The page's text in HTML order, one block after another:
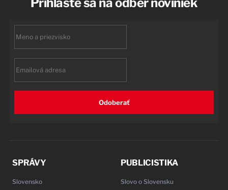
Odoberať
SPRÁVY
Slovensko
PUBLICISTIKA
Slovo o Slovensku